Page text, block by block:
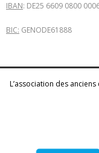
IBAN: DE25 6609 0800
BIC: GENODE61888
L’association des anciens